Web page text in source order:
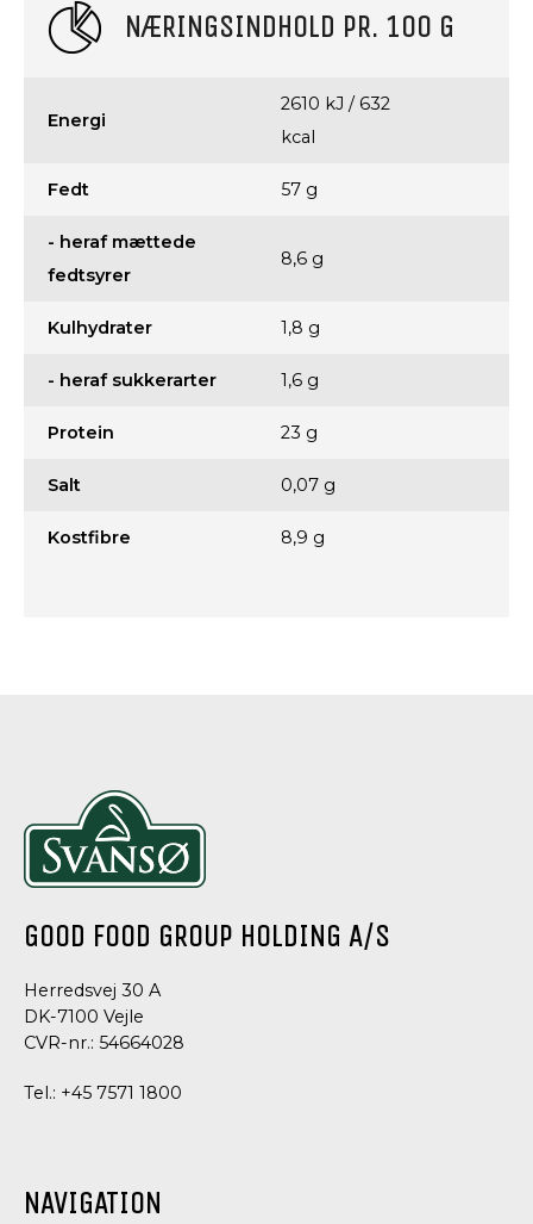
NÆRINGSINDHOLD PR. 100 G
Energi
2610 kJ / 632
kcal
Fedt 57 g
- heraf mættede
fedtsyrer
8,6 g
Kulhydrater 1,8 g
- heraf sukkerarter 1,6 g
Protein 23 g
Salt 0,07 g
Kostfibre 8,9 g
GOOD FOOD GROUP HOLDING A/S
Herredsvej 30 A
DK-7100 Vejle
CVR-nr.: 54664028
Tel.: +45 7571 1800
NAVIGATION